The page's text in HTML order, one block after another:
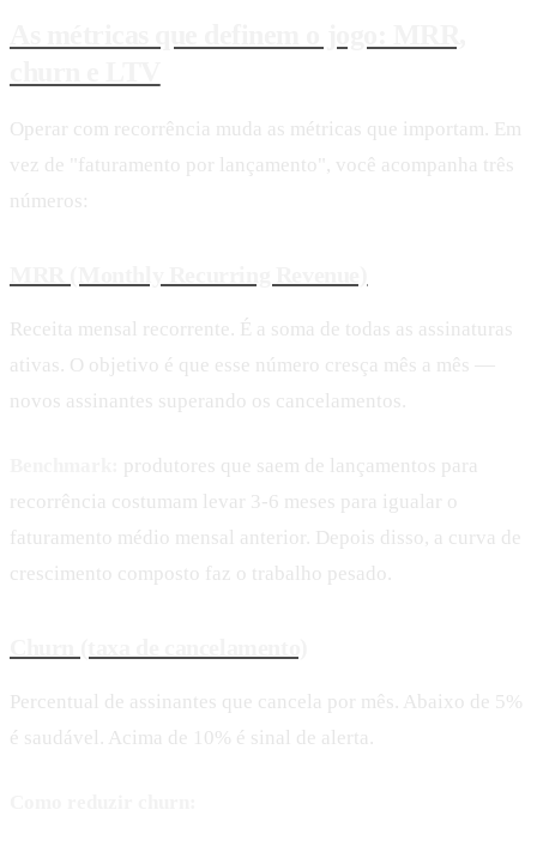
Operar com recorrência muda as métricas que importam. Em
vez de "faturamento por lançamento", você acompanha três
números:
Receita mensal recorrente. É a soma de todas as assinaturas
ativas. O objetivo é que esse número cresça mês a mês —
novos assinantes superando os cancelamentos.
produtores que saem de lançamentos para
recorrência costumam levar 3-6 meses para igualar o
faturamento médio mensal anterior. Depois disso, a curva de
crescimento composto faz o trabalho pesado.
Percentual de assinantes que cancela por mês. Abaixo de 5%
é saudável. Acima de 10% é sinal de alerta.